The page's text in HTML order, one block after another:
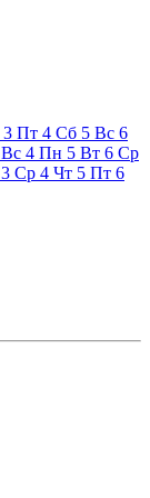
3 Пт 4 Сб 5 Вс 6
Вс 4 Пн 5 Вт 6 Ср
3 Ср 4 Чт 5 Пт 6